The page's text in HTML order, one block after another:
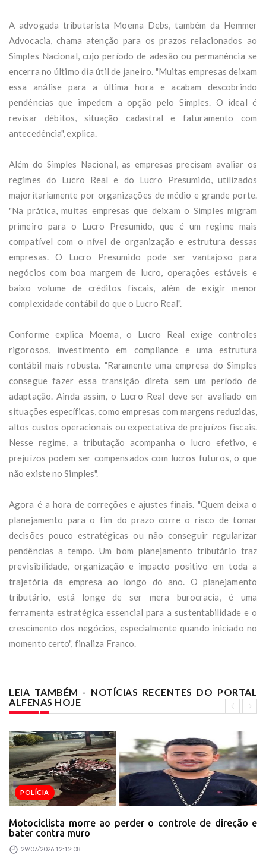
A advogada tributarista Moema Debs, também da Hemmer
Advocacia, chama atenção para os prazos relacionados ao
Simples Nacional, cujo período de adesão ou permanência se
encerra no último dia útil de janeiro. "Muitas empresas deixam
essa análise para a última hora e acabam descobrindo
pendências que impedem a opção pelo Simples. O ideal é
revisar débitos, situação cadastral e faturamento com
antecedência", explica.
Além do Simples Nacional, as empresas precisam avaliar os
regimes do Lucro Real e do Lucro Presumido, utilizados
majoritariamente por organizações de médio e grande porte.
"Na prática, muitas empresas que deixam o Simples migram
primeiro para o Lucro Presumido, que é um regime mais
compatível com o nível de organização e estrutura dessas
empresas. O Lucro Presumido pode ser vantajoso para
negócios com boa margem de lucro, operações estáveis e
baixo volume de créditos fiscais, além de exigir menor
complexidade contábil do que o Lucro Real".
Conforme explica Moema, o Lucro Real exige controles
rigorosos, investimento em compliance e uma estrutura
contábil mais robusta. "Raramente uma empresa do Simples
consegue fazer essa transição direta sem um período de
adaptação. Ainda assim, o Lucro Real deve ser avaliado em
situações específicas, como empresas com margens reduzidas,
altos custos operacionais ou expectativa de prejuízos fiscais.
Nesse regime, a tributação acompanha o lucro efetivo, e
prejuízos podem ser compensados com lucros futuros, o que
não existe no Simples".
Agora é a hora de correções e ajustes finais. "Quem deixa o
planejamento para o fim do prazo corre o risco de tomar
decisões pouco estratégicas ou não conseguir regularizar
pendências a tempo. Um bom planejamento tributário traz
previsibilidade, organização e impacto positivo em toda a
trajetória da empresa ao longo do ano. O planejamento
tributário, está longe de ser mera burocracia, é uma
ferramenta estratégica essencial para a sustentabilidade e o
crescimento dos negócios, especialmente quando iniciado no
momento certo", finaliza Franco.
LEIA TAMBÉM - NOTÍCIAS RECENTES DO PORTAL
ALFENAS HOJE
POLÍCIA
Motociclista morre ao perder o controle de direção e
bater contra muro
29/07/2026 12:12:08